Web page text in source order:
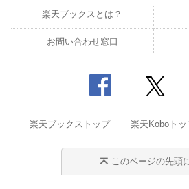
楽天ブックスとは？
お問い合わせ窓口
楽天ブックストップ 楽天Koboトッ
このページの先頭